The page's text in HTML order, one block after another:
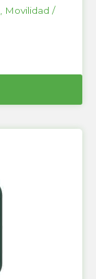
, Movilidad /